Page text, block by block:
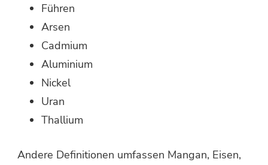
Führen
Arsen
Cadmium
Aluminium
Nickel
Uran
Thallium
Andere Definitionen umfassen Mangan, Eisen,